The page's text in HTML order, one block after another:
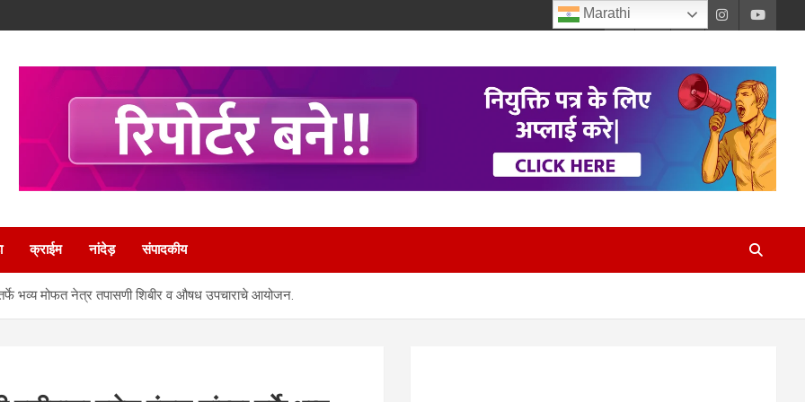
क्राईम नांदेड़ संपादकीय
भव्य मोफत नेत्र तपासणी शिबीर व औषध उपचाराचे आयोजन.
Marathi